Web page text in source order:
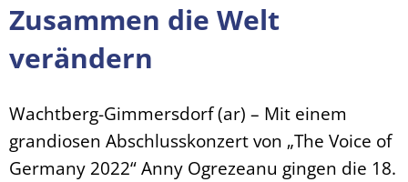
Zusammen die Welt
verändern
Wachtberg-Gimmersdorf (ar) – Mit einem
grandiosen Abschlusskonzert von „The Voice of
Germany 2022“ Anny Ogrezeanu gingen die 18.